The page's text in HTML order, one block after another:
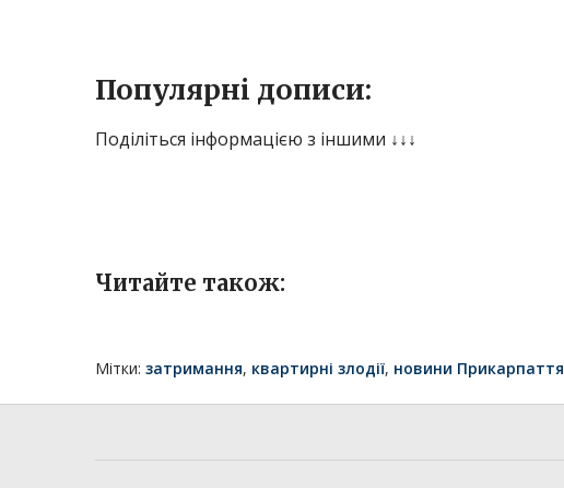
Популярні дописи:
Поділіться інформацією з іншими ↓↓↓
Читайте також:
Мітки: затримання, квартирні злодії, новини Прикарпаття